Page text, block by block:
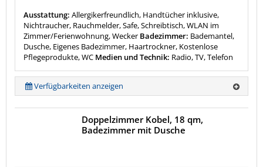
Ausstattung: Allergikerfreundlich, Handtücher inklusive,
Nichtraucher, Rauchmelder, Safe, Schreibtisch, WLAN im
Zimmer/Ferienwohnung, Wecker Badezimmer: Bademantel,
Dusche, Eigenes Badezimmer, Haartrockner, Kostenlose
Pflegeprodukte, WC Medien und Technik: Radio, TV, Telefon
Verfügbarkeiten anzeigen
Doppelzimmer Kobel, 18 qm,
Badezimmer mit Dusche